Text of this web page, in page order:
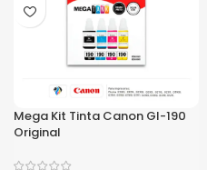
Mega Kit Tinta Canon GI-190
Original